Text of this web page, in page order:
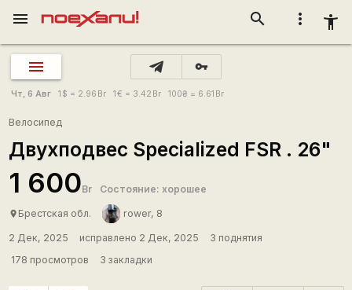
more_vert accessibility_new
search
menu
vpn_key
Чт, 6 Авг 1 $ = 2.96 Br 1€ = 3.42 Br 100₴ = 6.61 Br
Велосипед
Двухподвес Specialized FSR . 26"
1 600Br Состояние: хорошее
place Брестская обл. rower, 8
2 Дек, 2025 исправлено 2 Дек, 2025
3 поднятия
178 просмотров
3 закладки